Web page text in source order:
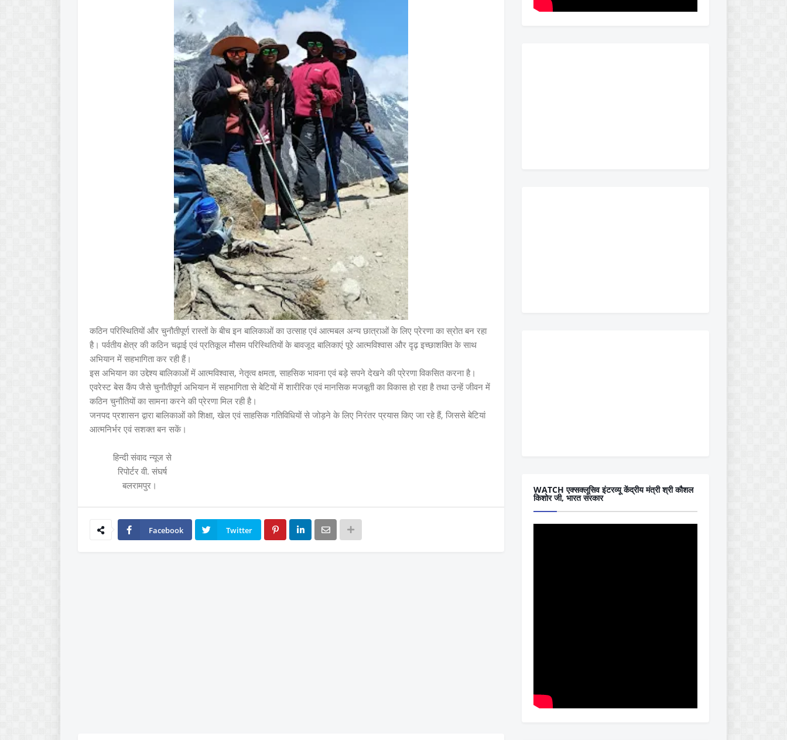
कठिन परिस्थितियों और चुनौतीपूर्ण रास्तों के बीच इन बालिकाओं का उत्साह एवं आत्मबल अन्य छात्राओं के लिए प्रेरणा का स्रोत बन रहा
है। पर्वतीय क्षेत्र की कठिन चढ़ाई एवं प्रतिकूल मौसम परिस्थितियों के बावजूद बालिकाएं पूरे आत्मविश्वास और दृढ़ इच्छाशक्ति के साथ
अभियान में सहभागिता कर रही हैं।
इस अभियान का उद्देश्य बालिकाओं में आत्मविश्वास, नेतृत्व क्षमता, साहसिक भावना एवं बड़े सपने देखने की प्रेरणा विकसित करना है।
एवरेस्ट बेस कैंप जैसे चुनौतीपूर्ण अभियान में सहभागिता से बेटियों में शारीरिक एवं मानसिक मजबूती का विकास हो रहा है तथा उन्हें जीवन में
कठिन चुनौतियों का सामना करने की प्रेरणा मिल रही है।
जनपद प्रशासन द्वारा बालिकाओं को शिक्षा, खेल एवं साहसिक गतिविधियों से जोड़ने के लिए निरंतर प्रयास किए जा रहे हैं, जिससे बेटियां
आत्मनिर्भर एवं सशक्त बन सकें।
हिन्दी संवाद न्यूज से
रिपोर्टर वी. संघर्ष
बलरामपुर।
Facebook Twitter
WATCH एक्सक्लूसिव इंटरव्यू केंद्रीय मंत्री श्री कौशल
किशोर जी, भारत सरकार